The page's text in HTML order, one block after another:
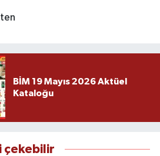
BİM 19 Mayıs 2026 Aktüel
Kataloğu
çekebilir